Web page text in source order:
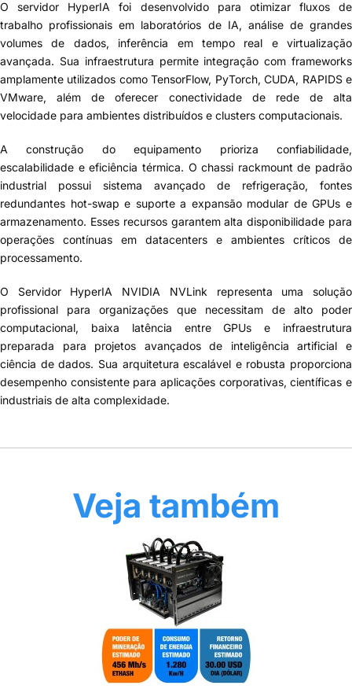
O servidor HyperIA foi desenvolvido para otimizar fluxos de
trabalho profissionais em laboratórios de IA, análise de grandes
volumes de dados, inferência em tempo real e virtualização
avançada. Sua infraestrutura permite integração com frameworks
amplamente utilizados como TensorFlow, PyTorch, CUDA, RAPIDS e
VMware, além de oferecer conectividade de rede de alta
velocidade para ambientes distribuídos e clusters computacionais.
A construção do equipamento prioriza confiabilidade,
escalabilidade e eficiência térmica. O chassi rackmount de padrão
industrial possui sistema avançado de refrigeração, fontes
redundantes hot-swap e suporte a expansão modular de GPUs e
armazenamento. Esses recursos garantem alta disponibilidade para
operações contínuas em datacenters e ambientes críticos de
processamento.
O Servidor HyperIA NVIDIA NVLink representa uma solução
profissional para organizações que necessitam de alto poder
computacional, baixa latência entre GPUs e infraestrutura
preparada para projetos avançados de inteligência artificial e
ciência de dados. Sua arquitetura escalável e robusta proporciona
desempenho consistente para aplicações corporativas, científicas e
industriais de alta complexidade.
Veja também